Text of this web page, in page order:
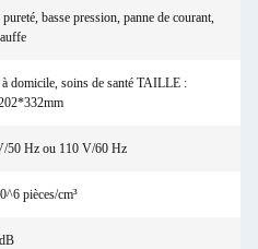
basse pression, panne de courant,
domicile, soins de santé TAILLE :
50 Hz ou 110 V/60 Hz
pièces/cm³